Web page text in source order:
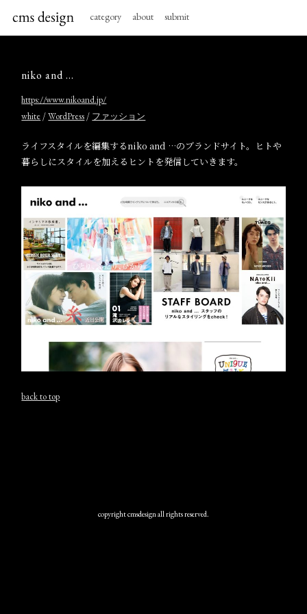
category about submit
niko and …
https://www.nikoand.jp/
white /WordPress / ファッション
ライフスタイルを編集するniko and …のブランドサイト。ヒトや
暮らしにスタイルを加えるヒントを発信していきます。
back to top
copyright cmsdesign all rights reserved.